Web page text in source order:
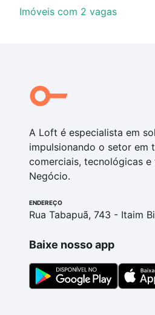
Imóveis com 2 vagas
A Loft é especialista em
impulsionando o setor em
comerciais, tecnológicas
Negócio.
ENDEREÇO
Rua Tabapuã, 743 - Itaim
Baixe nosso app